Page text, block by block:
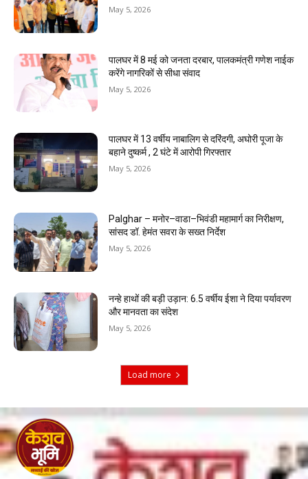
May 5, 2026
पालघर में 8 मई को जनता दरबार, पालकमंत्री गणेश नाईक
करेंगे नागरिकों से सीधा संवाद
May 5, 2026
पालघर में 13 वर्षीय नाबालिग से दरिंदगी, अघोरी पूजा के
बहाने दुष्कर्म , 2 घंटे में आरोपी गिरफ्तार
May 5, 2026
Palghar – मनोर–वाडा–भिवंडी महामार्ग का निरीक्षण,
सांसद डॉ. हेमंत सवरा के सख्त निर्देश
May 5, 2026
नन्हे हाथों की बड़ी उड़ान: 6.5 वर्षीय ईशा ने दिया पर्यावरण
और मानवता का संदेश
May 5, 2026
Load more